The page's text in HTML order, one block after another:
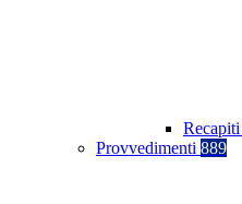
Provvedimenti 889